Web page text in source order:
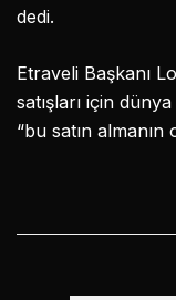
dedi.
Etraveli Başkanı
satışları için
“bu satın almanın